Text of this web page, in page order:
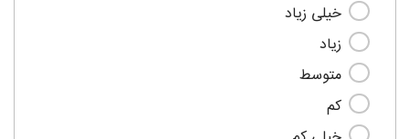
خیلی زیاد
زیاد
متوسط
کم